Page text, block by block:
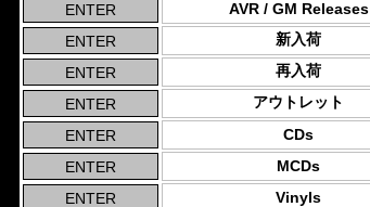
AVR / GM Releases
新入荷
再入荷
アウトレット
CDs
MCDs
Vinyls